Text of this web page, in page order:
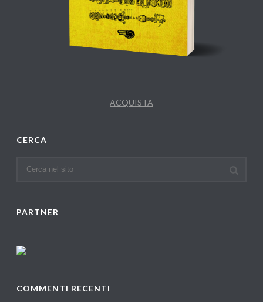
ACQUISTA
CERCA
PARTNER
COMMENTI RECENTI